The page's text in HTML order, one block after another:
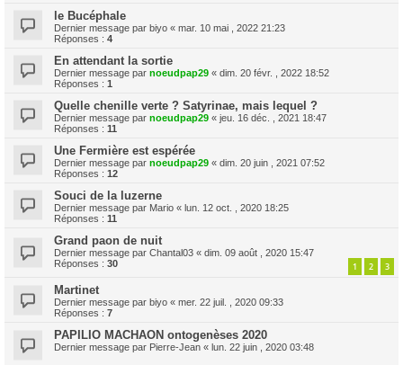
le Bucéphale
Dernier message par biyo « mar. 10 mai , 2022 21:23
Réponses : 4
En attendant la sortie
Dernier message par noeudpap29 « dim. 20 févr. , 2022 18:52
Réponses : 1
Quelle chenille verte ? Satyrinae, mais lequel ?
Dernier message par noeudpap29 « jeu. 16 déc. , 2021 18:47
Réponses : 11
Une Fermière est espérée
Dernier message par noeudpap29 « dim. 20 juin , 2021 07:52
Réponses : 12
Souci de la luzerne
Dernier message par Mario « lun. 12 oct. , 2020 18:25
Réponses : 11
Grand paon de nuit
Dernier message par Chantal03 « dim. 09 août , 2020 15:47
Réponses : 30 1 2 3
Martinet
Dernier message par biyo « mer. 22 juil. , 2020 09:33
Réponses : 7
PAPILIO MACHAON ontogenèses 2020
Dernier message par Pierre-Jean « lun. 22 juin , 2020 03:48